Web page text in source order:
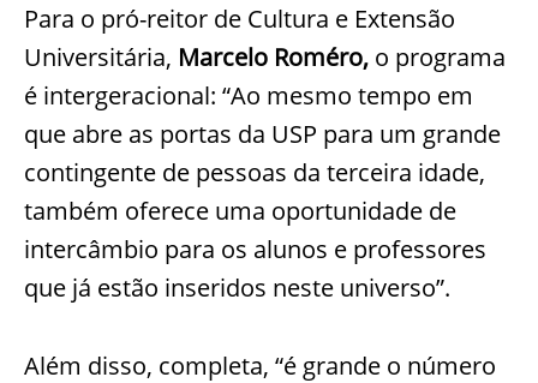
Para o pró-reitor de Cultura e Extensão
Universitária, Marcelo Roméro, o programa
é intergeracional: “Ao mesmo tempo em
que abre as portas da USP para um grande
contingente de pessoas da terceira idade,
também oferece uma oportunidade de
intercâmbio para os alunos e professores
que já estão inseridos neste universo”.
Além disso, completa, “é grande o número